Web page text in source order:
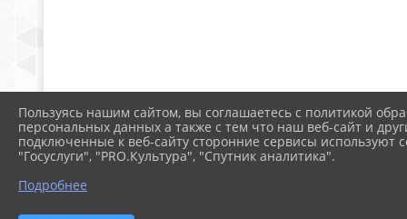
Пользуясь нашим сайтом, вы соглашаетесь с политикой
персональных данных а также с тем что наш веб-сайт и
подключенные к веб-сайту сторонние сервисы используют
"Госуслуги", "PRO.Культура", "Спутник аналитика".
Подробнее